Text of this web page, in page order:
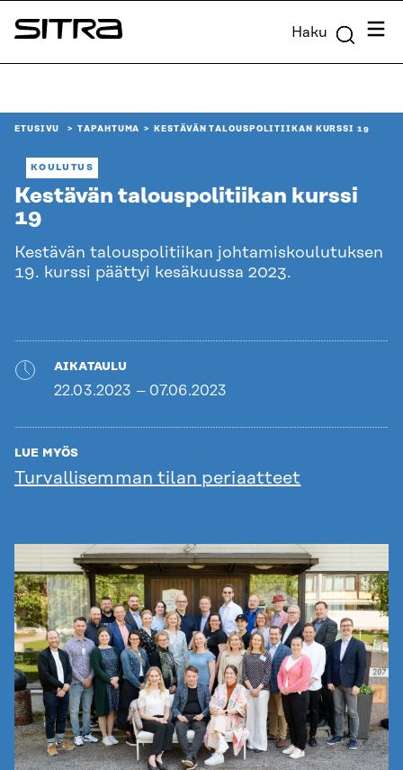
Siirry
suoraan
Sitra Haku
ETUSIVU TAPAHTUMA KESTÄVÄN TALOUSPOLITIIKAN KURSSI 19
KOULUTUS
Kestävän talouspolitiikan kurssi
19
Kestävän talouspolitiikan johtamiskoulutuksen
19. kurssi päättyi kesäkuussa 2023.
AIKATAULU
22.03.2023 – 07.06.2023
LUE MYÖS
Turvallisemman tilan periaatteet